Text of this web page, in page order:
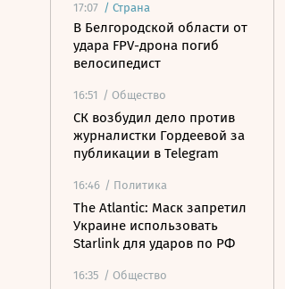
17:07 / Страна
В Белгородской области от
удара FPV-дрона погиб
велосипедист
16:51 / Общество
СК возбудил дело против
журналистки Гордеевой за
публикации в Telegram
16:46 / Политика
The Atlantic: Маск запретил
Украине использовать
Starlink для ударов по РФ
16:35 / Общество